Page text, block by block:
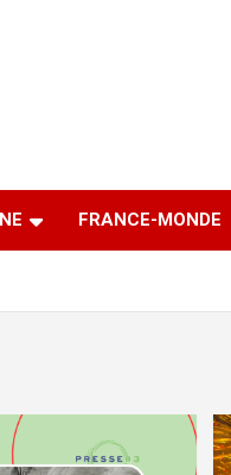
FRANCE-MONDE